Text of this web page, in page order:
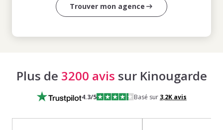
Trouver mon agence
Plus de 3200 avis sur Kinougarde
4.3/5 Basé sur 3,2Kavis